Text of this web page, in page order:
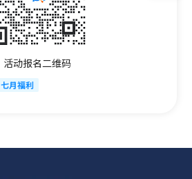
活动报名二维码
七月福利